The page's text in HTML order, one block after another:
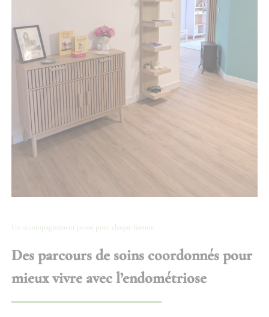
Un accompagnement pensé pour chaque femme
Des parcours de soins coordonnés pour
mieux vivre avec l’endométriose